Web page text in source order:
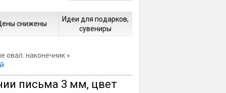
снижены
Идеи для подарков,
сувениры
овал. наконечник
письма 3 мм, цвет